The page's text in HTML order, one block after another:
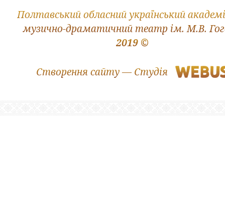
2019 ©
Полтавський обласний український
музично-драматичний театр ім. М.В.
Створення сайту — Студія